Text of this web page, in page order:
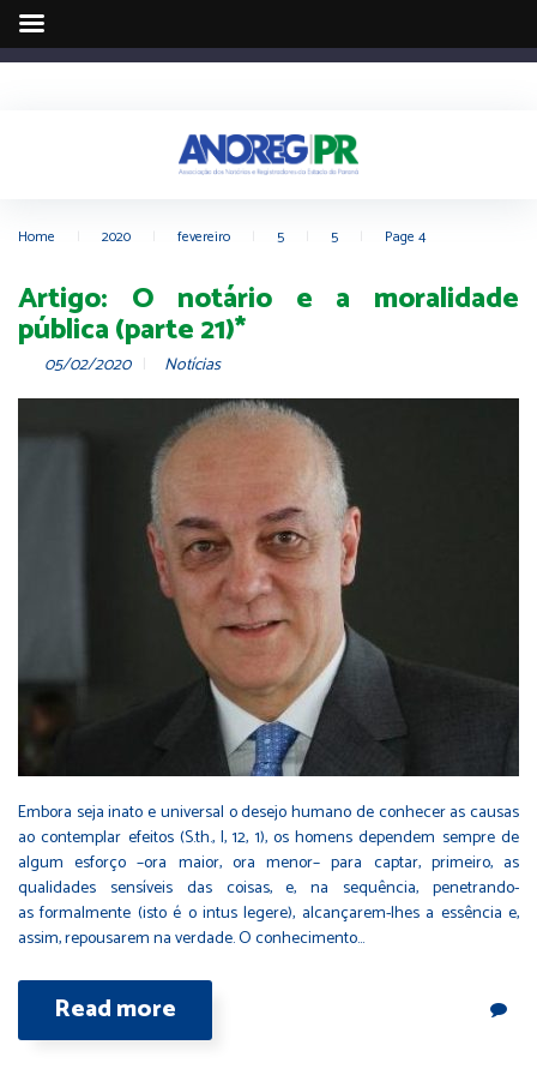
Home 2020 fevereiro 5 5 Page 4
Artigo: O notário e a moralidade
pública (parte 21)*
05/02/2020 Notícias
Embora seja inato e universal o desejo humano de conhecer as causas
ao contemplar efeitos (S.th., I, 12, 1), os homens dependem sempre de
algum esforço –ora maior, ora menor– para captar, primeiro, as
qualidades sensíveis das coisas, e, na sequência, penetrando-
as formalmente (isto é o intus legere), alcançarem-lhes a essência e,
assim, repousarem na verdade. O conhecimento…
Read more